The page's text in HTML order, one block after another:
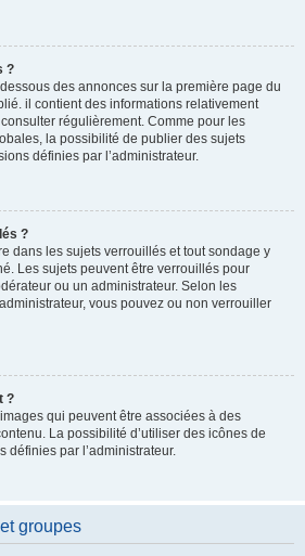
?
des annonces sur la première page du
il contient des informations relativement
régulièrement. Comme pour les
la possibilité de publier des sujets
définies par l’administrateur.
?
dans les sujets verrouillés et tout sondage y
Les sujets peuvent être verrouillés pour
ou un administrateur. Selon les
vous pouvez ou non verrouiller
?
qui peuvent être associées à des
La possibilité d’utiliser des icônes de
définies par l’administrateur.
groupes